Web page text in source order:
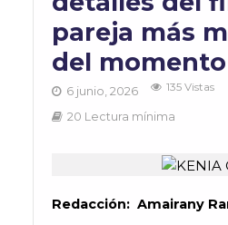
pareja más
del momento
6 junio, 2026 135 Vistas
20 Lectura mínima
Redacción: Amairany